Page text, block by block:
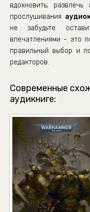
вдохновить,
прослушивания
не забудьте
впечатлениями - это
правильный выбор и
редакторов.
Современные
аудикниге: